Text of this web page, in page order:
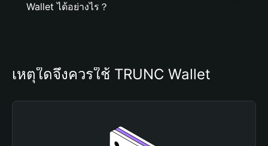
Wallet ได้อย่างไร？
เหตุใดจึงควรใช้ TRUNC Wallet